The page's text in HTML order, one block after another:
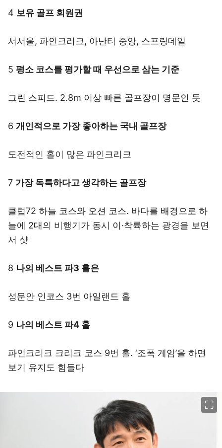
4 보유 골프 회원권
서서울, 파인크리크, 아난티 중앙, 스프링데일
5 평소 코스를 평가할 때 우선으로 삼는 기준
그린 스피드. 2.8m 이상 빠른 골프장이 명문인 듯
6 개인적으로 가장 좋아하는 국내 골프장
도전적인 홀이 많은 파인크리크
7 가장 독특하다고 생각하는 골프장
클럽72 하늘 코스와 오션 코스. 바다를 배경으로 하
늘에 2대의 비행기가 동시 이·착륙하는 광경을 보면
서 샷
8 나의 베스트 파3 홀은
성문안 인코스 3번 아일랜드 홀
9 나의 베스트 파4 홀
파인크리크 크리크 코스 9번 홀. ‘조폭 게임’을 하면
보기 유지도 힘들다